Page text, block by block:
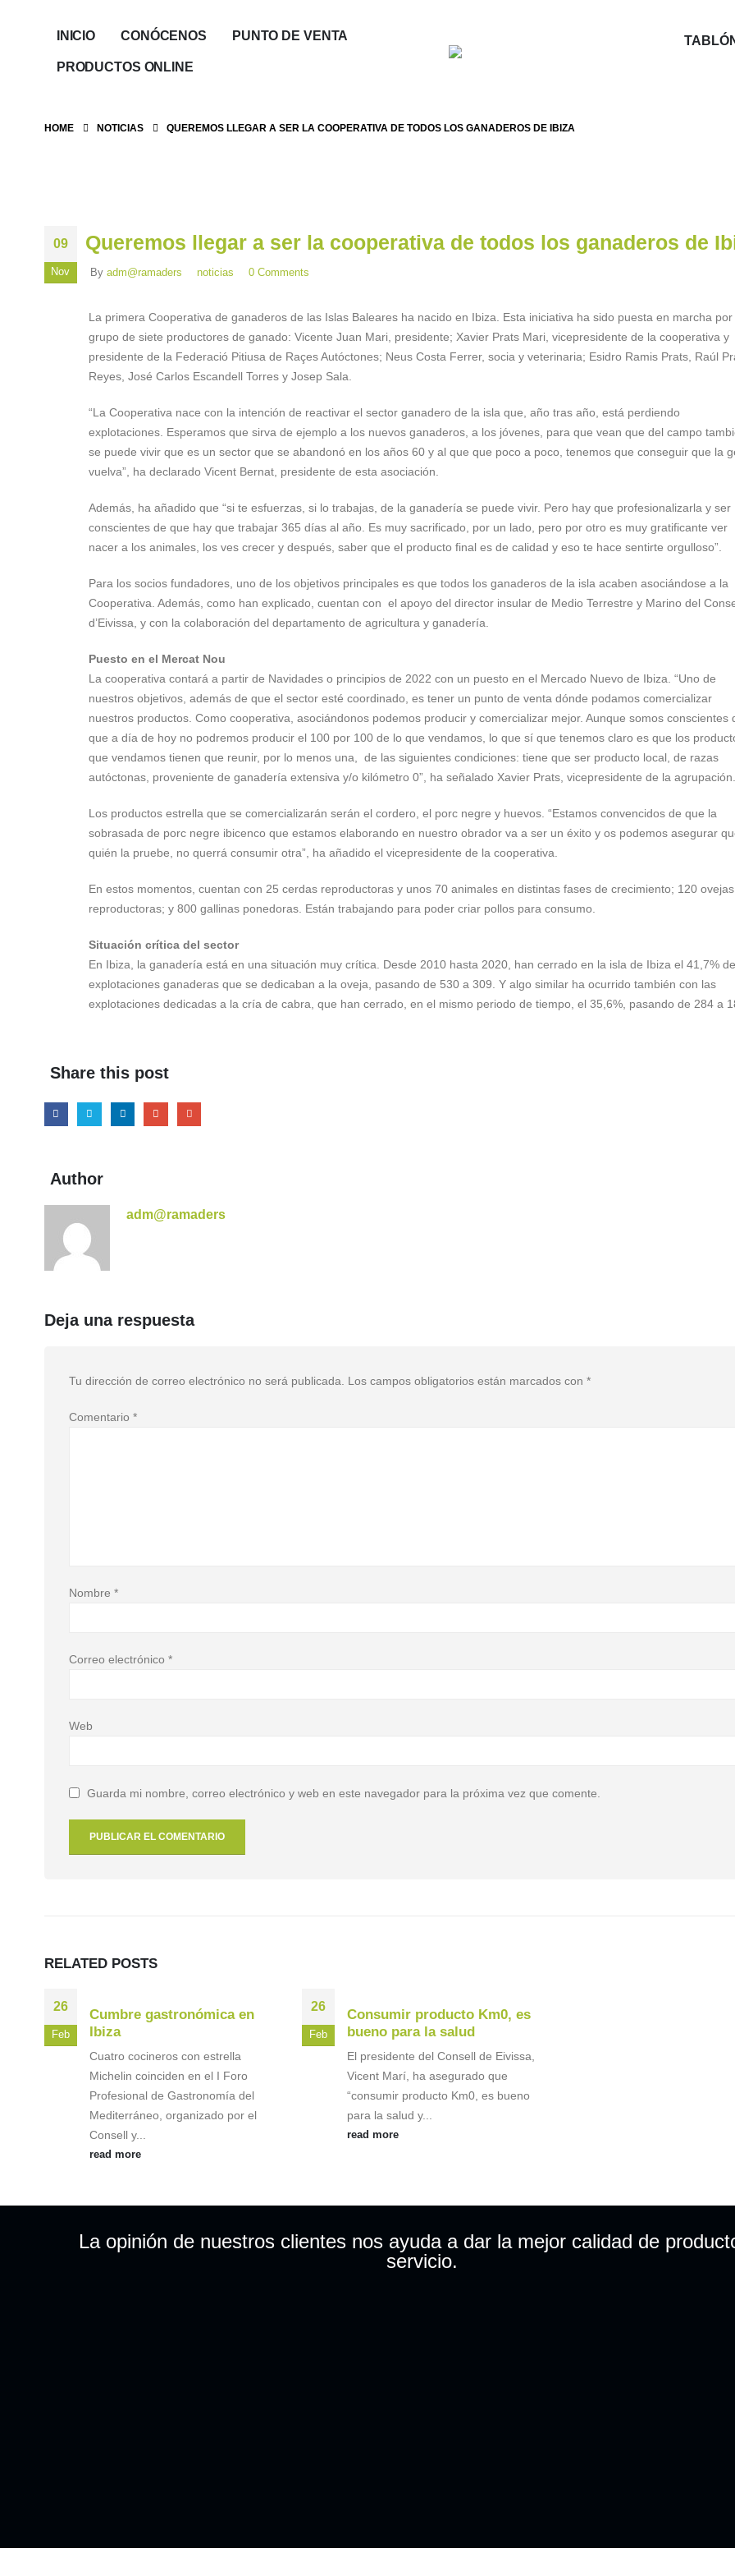
INICIO CONÓCENOS PUNTO DE VENTA
PRODUCTOS ONLINE
HOME NOTICIAS QUEREMOS LLEGAR A SER LA COOPERATIVA DE TODOS LOS GANADEROS DE IBIZA
09
Nov
Queremos llegar a ser la cooperativa de todos los ganaderos de
By adm@ramaders noticias 0 Comments
La primera Cooperativa de ganaderos de las Islas Baleares ha nacido en Ibiza. Esta iniciativa ha sido puesta en marcha por
grupo de siete productores de ganado: Vicente Juan Mari, presidente; Xavier Prats Mari, vicepresidente de la cooperativa y
presidente de la Federació Pitiusa de Raçes Autóctones; Neus Costa Ferrer, socia y veterinaria; Esidro Ramis Prats, Raúl
Reyes, José Carlos Escandell Torres y Josep Sala.
“La Cooperativa nace con la intención de reactivar el sector ganadero de la isla que, año tras año, está perdiendo
explotaciones. Esperamos que sirva de ejemplo a los nuevos ganaderos, a los jóvenes, para que vean que del campo
se puede vivir que es un sector que se abandonó en los años 60 y al que que poco a poco, tenemos que conseguir que la
vuelva”, ha declarado Vicent Bernat, presidente de esta asociación.
Además, ha añadido que “si te esfuerzas, si lo trabajas, de la ganadería se puede vivir. Pero hay que profesionalizarla y ser
conscientes de que hay que trabajar 365 días al año. Es muy sacrificado, por un lado, pero por otro es muy gratificante ver
nacer a los animales, los ves crecer y después, saber que el producto final es de calidad y eso te hace sentirte orgulloso”.
Para los socios fundadores, uno de los objetivos principales es que todos los ganaderos de la isla acaben asociándose a la
Cooperativa. Además, como han explicado, cuentan con el apoyo del director insular de Medio Terrestre y Marino del
d’Eivissa, y con la colaboración del departamento de agricultura y ganadería.
Puesto en el Mercat Nou
La cooperativa contará a partir de Navidades o principios de 2022 con un puesto en el Mercado Nuevo de Ibiza. “Uno de
nuestros objetivos, además de que el sector esté coordinado, es tener un punto de venta dónde podamos comercializar
nuestros productos. Como cooperativa, asociándonos podemos producir y comercializar mejor. Aunque somos conscientes
que a día de hoy no podremos producir el 100 por 100 de lo que vendamos, lo que sí que tenemos claro es que los
que vendamos tienen que reunir, por lo menos una, de las siguientes condiciones: tiene que ser producto local, de razas
autóctonas, proveniente de ganadería extensiva y/o kilómetro 0”, ha señalado Xavier Prats, vicepresidente de la agrupación.
Los productos estrella que se comercializarán serán el cordero, el porc negre y huevos. “Estamos convencidos de que la
sobrasada de porc negre ibicenco que estamos elaborando en nuestro obrador va a ser un éxito y os podemos asegurar
quién la pruebe, no querrá consumir otra”, ha añadido el vicepresidente de la cooperativa.
En estos momentos, cuentan con 25 cerdas reproductoras y unos 70 animales en distintas fases de crecimiento; 120 ovejas
reproductoras; y 800 gallinas ponedoras. Están trabajando para poder criar pollos para consumo.
Situación crítica del sector
En Ibiza, la ganadería está en una situación muy crítica. Desde 2010 hasta 2020, han cerrado en la isla de Ibiza el 41,7%
explotaciones ganaderas que se dedicaban a la oveja, pasando de 530 a 309. Y algo similar ha ocurrido también con las
explotaciones dedicadas a la cría de cabra, que han cerrado, en el mismo periodo de tiempo, el 35,6%, pasando de 284 a
Share this post
Author
adm@ramaders
Deja una respuesta
Tu dirección de correo electrónico no será publicada. Los campos obligatorios están marcados con *
Comentario *
Nombre *
Correo electrónico *
Web
Guarda mi nombre, correo electrónico y web en este navegador para la próxima vez que comente.
RELATED POSTS
26
Feb
Cumbre gastronómica en
Ibiza
Cuatro cocineros con estrella
Michelin coinciden en el I Foro
Profesional de Gastronomía del
Mediterráneo, organizado por el
Consell y...
read more
26
Feb
Consumir producto Km0, es
bueno para la salud
El presidente del Consell de Eivissa,
Vicent Marí, ha asegurado que
“consumir producto Km0, es bueno
para la salud y...
read more
La opinión de nuestros clientes nos ayuda a dar la mejor calidad de
servicio.